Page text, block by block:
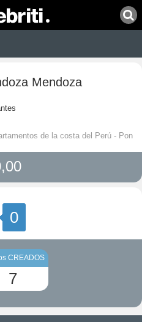
Mendoza
de la costa del Perú - Pon
0
CREADOS
7